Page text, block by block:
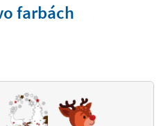
farbách